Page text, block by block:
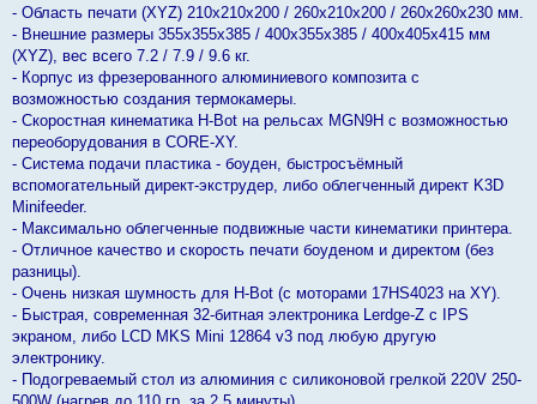
- Область печати (XYZ) 210х210х200 / 260х210х200 / 260х260х230 мм.
- Внешние размеры 355х355х385 / 400х355х385 / 400х405х415 мм
(XYZ), вес всего 7.2 / 7.9 / 9.6 кг.
- Корпус из фрезерованного алюминиевого композита с
возможностью создания термокамеры.
- Скоростная кинематика H-Bot на рельсах MGN9H с возможностью
переоборудования в CORE-XY.
- Система подачи пластика - боуден, быстросъёмный
вспомогательный директ-экструдер, либо облегченный директ K3D
Minifeeder.
- Максимально облегченные подвижные части кинематики принтера.
- Отличное качество и скорость печати боуденом и директом (без
разницы).
- Очень низкая шумность для H-Bot (с моторами 17HS4023 на XY).
- Быстрая, современная 32-битная электроника Lerdge-Z с IPS
экраном, либо LCD MKS Mini 12864 v3 под любую другую
электронику.
- Подогреваемый стол из алюминия с силиконовой грелкой 220V 250-